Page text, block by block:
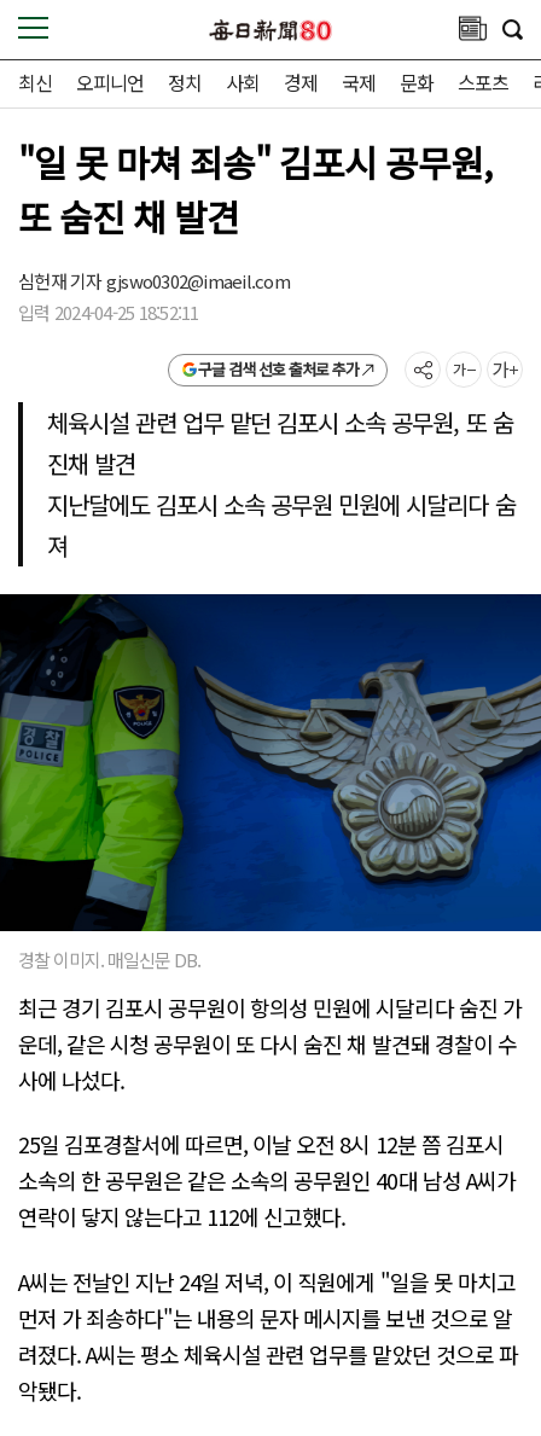
최신 오피니언 정치 사회 경제 국제 문화 스포츠
"일 못 마쳐 죄송" 김포시 공무원,
또 숨진 채 발견
심헌재 기자gjswo0302@imaeil.com
입력 2024-04-25 18:52:11
구글 검색 선호 출처로 추가
체육시설 관련 업무 맡던 김포시 소속 공무원, 또 숨
진채 발견
지난달에도 김포시 소속 공무원 민원에 시달리다 숨
져
경찰 이미지. 매일신문 DB.
최근 경기 김포시 공무원이 항의성 민원에 시달리다 숨진 가
운데, 같은 시청 공무원이 또 다시 숨진 채 발견돼 경찰이 수
사에 나섰다.
25일 김포경찰서에 따르면, 이날 오전 8시 12분 쯤 김포시
소속의 한 공무원은 같은 소속의 공무원인 40대 남성 A씨가
연락이 닿지 않는다고 112에 신고했다.
A씨는 전날인 지난 24일 저녁, 이 직원에게 "일을 못 마치고
먼저 가 죄송하다"는 내용의 문자 메시지를 보낸 것으로 알
려졌다. A씨는 평소 체육시설 관련 업무를 맡았던 것으로 파
악됐다.